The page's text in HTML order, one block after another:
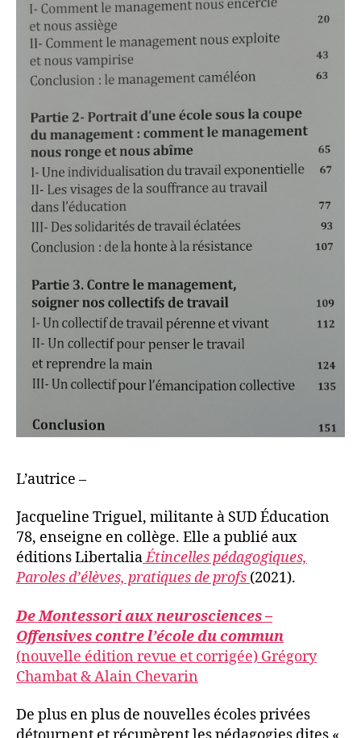
L’autrice –
Jacqueline Triguel, militante à SUD Éducation
78, enseigne en collège. Elle a publié aux
éditions LibertaliaÉtincelles pédagogiques,
Paroles d’élèves, pratiques de profs (2021).
De Montessori aux neurosciences –
Offensives contre l’école du commun
(nouvelle édition revue et corrigée) Grégory
Chambat & Alain Chevarin
De plus en plus de nouvelles écoles privées